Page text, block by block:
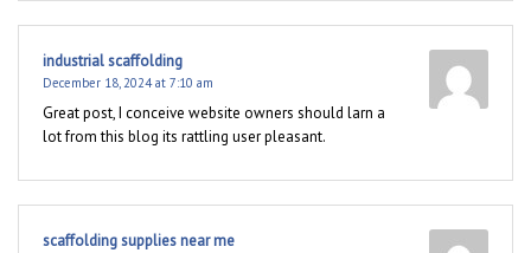
industrial scaffolding
December 18, 2024 at 7:10 am
Great post, I conceive website owners should larn a
lot from this blog its rattling user pleasant.
scaffolding supplies near me